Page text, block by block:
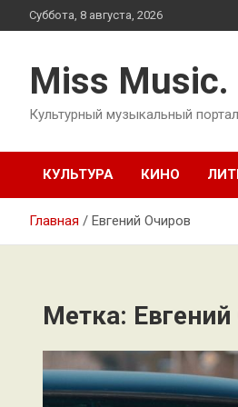
Перейти
к
Суббота, 8 августа, 2026
Miss Music.
Культурный музыкальный
КУЛЬТУРА КИНО
Главная Евгений Очиров
Метка: